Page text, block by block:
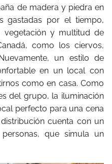
de madera y piedra en
gastadas por el tiempo,
vegetación y multitud de
como los ciervos,
un estilo de
en un local con
como en casa. Como
del grupo, la iluminación
perfecto para una cena
cuenta con un
que simula un